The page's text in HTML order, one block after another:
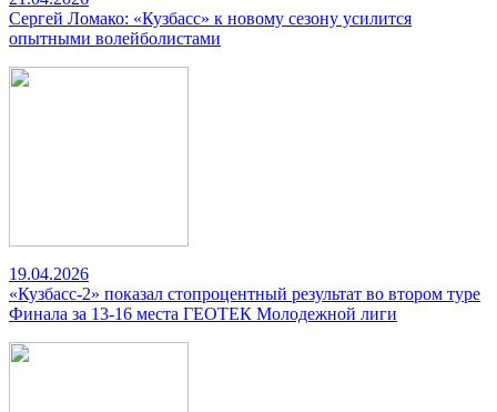
Сергей Ломако: «Кузбасс» к новому сезону усилится
опытными волейболистами
19.04.2026
«Кузбасс-2» показал стопроцентный результат во втором туре
Финала за 13-16 места ГЕОТЕК Молодежной лиги